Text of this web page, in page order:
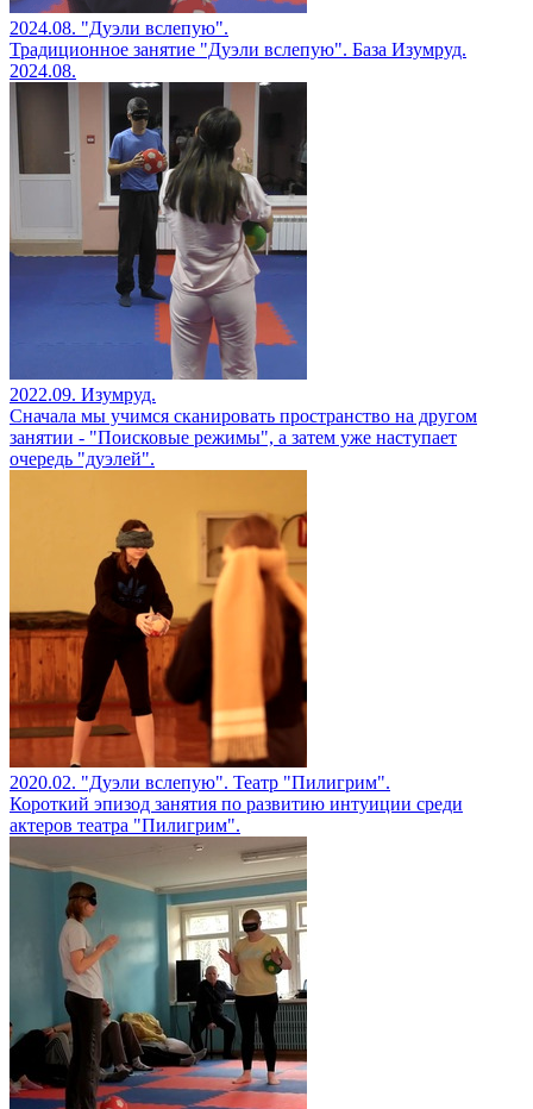
2024.08. "Дуэли вслепую".
Традиционное занятие "Дуэли вслепую". База Изумруд.
2024.08.
2022.09. Изумруд.
Сначала мы учимся сканировать пространство на другом
занятии - "Поисковые режимы", а затем уже наступает
очередь "дуэлей".
2020.02. "Дуэли вслепую". Театр "Пилигрим".
Короткий эпизод занятия по развитию интуиции среди
актеров театра "Пилигрим".